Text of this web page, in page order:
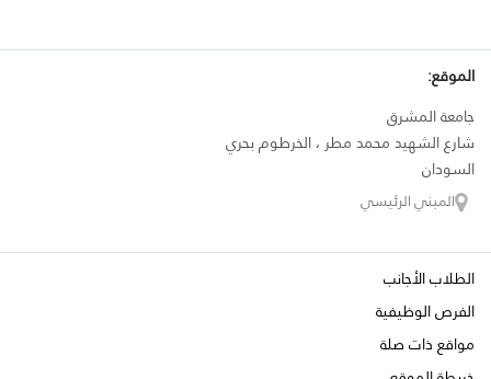
الموقع:
جامعة المشرق
شارع الشهيد محمد مطر ، الخرطوم بحري
السودان
المبني الرئيسي
الطلاب الأجانب
الفرص الوظيفية
مواقع ذات صلة